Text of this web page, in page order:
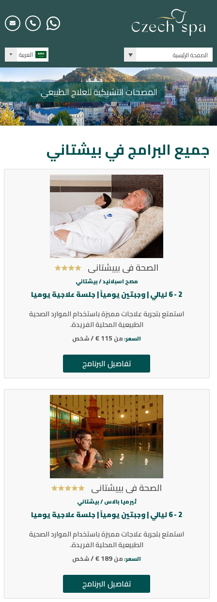
العربية الصفحة الرئيسية
المصحات التشيكية للعلاج الطبيعي
جميع البرامج فيبيشتاني
الصحة في بييشتاني
مصح اسبلانيد /بيشتاني
2 - 6 ليالي | وجبتين يومياً | جلسة علاجية يوميا
استمتع بتجربة علاجات مميزة باستخدام الموارد الصحية
الطبيعية المحلية الفريدة.
السعر: من 115 € / شخص
تفاصيل البرنامج
الصحة في بييشتاني
ثيرميا بالاس /بيشتاني
2 - 6 ليالي | وجبتين يومياً | جلسة علاجية يوميا
استمتع بتجربة علاجات مميزة باستخدام الموارد الصحية
الطبيعية المحلية الفريدة.
السعر: من189 € / شخص
تفاصيل البرنامج